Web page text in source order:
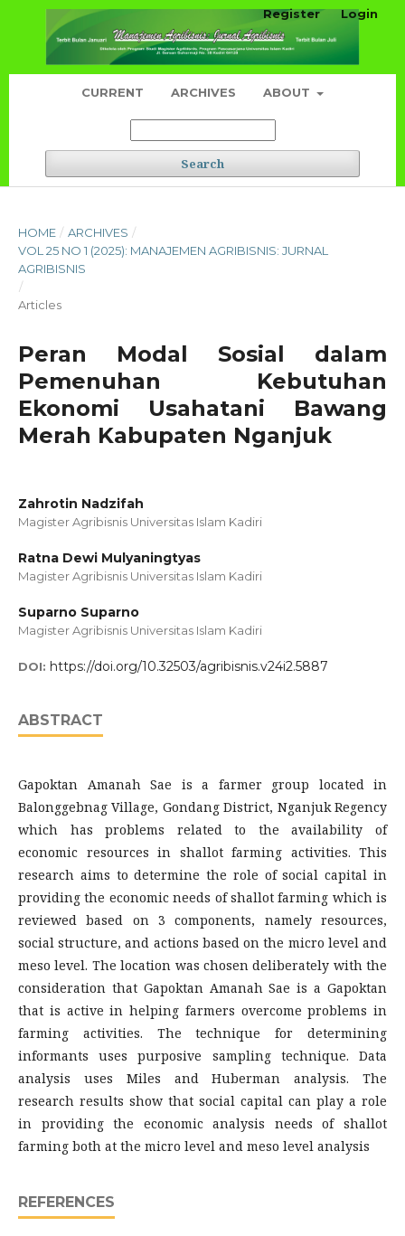
CURRENT ARCHIVES ABOUT
Search
Register Login
HOME / ARCHIVES /
VOL 25 NO 1 (2025): MANAJEMEN AGRIBISNIS: JURNAL
AGRIBISNIS
/
Articles
Peran Modal Sosial dalam
Pemenuhan Kebutuhan
Ekonomi Usahatani Bawang
Merah Kabupaten Nganjuk
Zahrotin Nadzifah
Magister Agribisnis Universitas Islam Kadiri
Ratna Dewi Mulyaningtyas
Magister Agribisnis Universitas Islam Kadiri
Suparno Suparno
Magister Agribisnis Universitas Islam Kadiri
DOI: https://doi.org/10.32503/agribisnis.v24i2.5887
ABSTRACT
Gapoktan Amanah Sae is a farmer group located in
Balonggebnag Village, Gondang District, Nganjuk Regency
which has problems related to the availability of
economic resources in shallot farming activities. This
research aims to determine the role of social capital in
providing the economic needs of shallot farming which is
reviewed based on 3 components, namely resources,
social structure, and actions based on the micro level and
meso level. The location was chosen deliberately with the
consideration that Gapoktan Amanah Sae is a Gapoktan
that is active in helping farmers overcome problems in
farming activities. The technique for determining
informants uses purposive sampling technique. Data
analysis uses Miles and Huberman analysis. The
research results show that social capital can play a role
in providing the economic analysis needs of shallot
farming both at the micro level and meso level analysis
REFERENCES